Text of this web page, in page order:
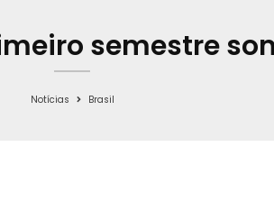
semestre
Notícias Brasil